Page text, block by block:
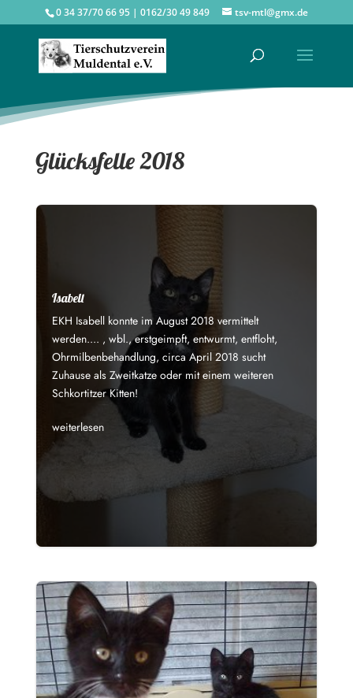
0 34 37/70 66 95 | 0162/30 49 849 tsv-mtl@gmx.de
Glücksfelle 2018
Isabell
EKH Isabell konnte im August 2018 vermittelt
werden.... , wbl., erstgeimpft, entwurmt, entfloht,
Ohrmilbenbehandlung, circa April 2018 sucht
Zuhause als Zweitkatze oder mit einem weiteren
Schkortitzer Kitten!
weiterlesen